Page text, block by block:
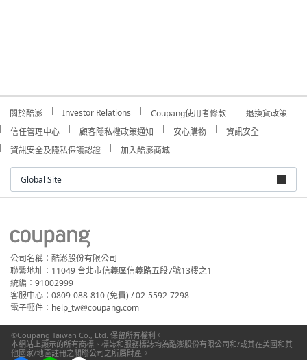
關於酷澎 Investor Relations Coupang使用者條款
退換貨政策
信任管理中心
顧客隱私權政策通知 安心購物
資訊安全
資訊安全及隱私保護認證
加入酷澎商城
Global Site
公司名稱：酷澎股份有限公司
聯繫地址：11049 台北市信義區信義路五段7號13樓之1
統編：91002999
客服中心：0809-088-810 (免費) / 02-5592-7298
電子郵件：help_tw@coupang.com
©Coupang Taiwan Co., Ltd. 保留所有權利。
本網站上顯示的所有商標、標誌和服務標誌均為酷澎股份有限公司和/或其在美國和其
他國家/地區註冊之關聯公司之所屬財產。